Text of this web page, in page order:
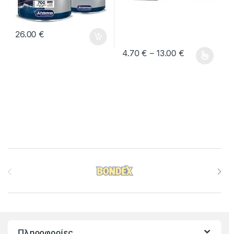
26.00€
4.70€ – 13.00 €Price